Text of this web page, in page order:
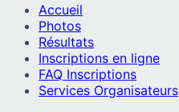
Accueil
Photos
Résultats
Inscriptions en ligne
FAQ Inscriptions
Services Organisateurs